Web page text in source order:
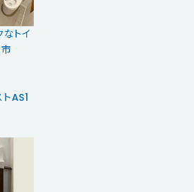
トイ
AS1